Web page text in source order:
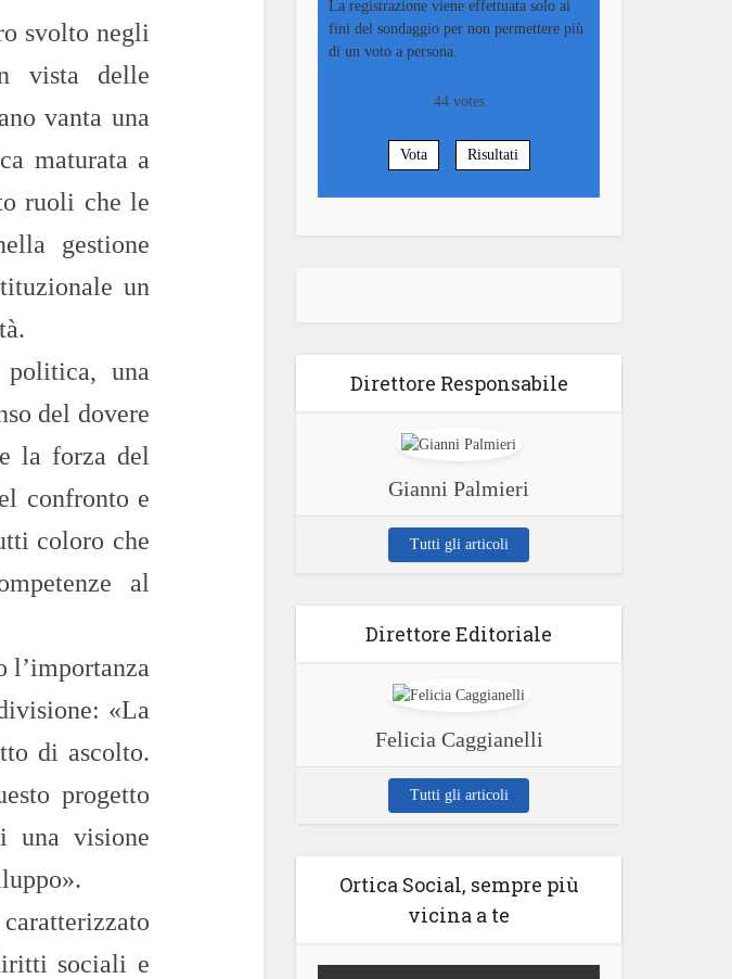
svolto negli
vista delle
vanta una
maturata a
ruoli che le
gestione
un
una
del dovere
la forza del
confronto e
coloro che
al
l’importanza
«La
di ascolto.
progetto
una visione
sociali e
La registrazione viene effettuata solo ai
fini del sondaggio per non permettere più
di un voto a persona.
44votes
Vota Risultati
Direttore Responsabile
Gianni Palmieri
Tutti gli articoli
Direttore Editoriale
Felicia Caggianelli
Tutti gli articoli
Ortica Social, sempre più
vicina a te